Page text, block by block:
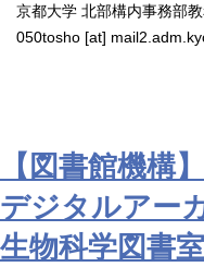
京都大学 北部構内事務部
050tosho [at]
【図書館機構
デジタルアー
生物科学図書